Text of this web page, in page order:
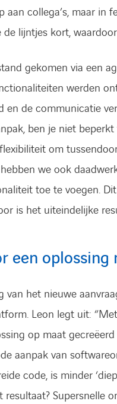
aan collega’s, maar in
lijntjes kort,
gekomen via een
werden
en de communicatie
ben je niet
om
we ook
toe te voegen.
is het uiteindelijke
een
van het nieuwe
Leon legt uit:
op maat
aanpak van
code, is minder
resultaat? Supersnelle